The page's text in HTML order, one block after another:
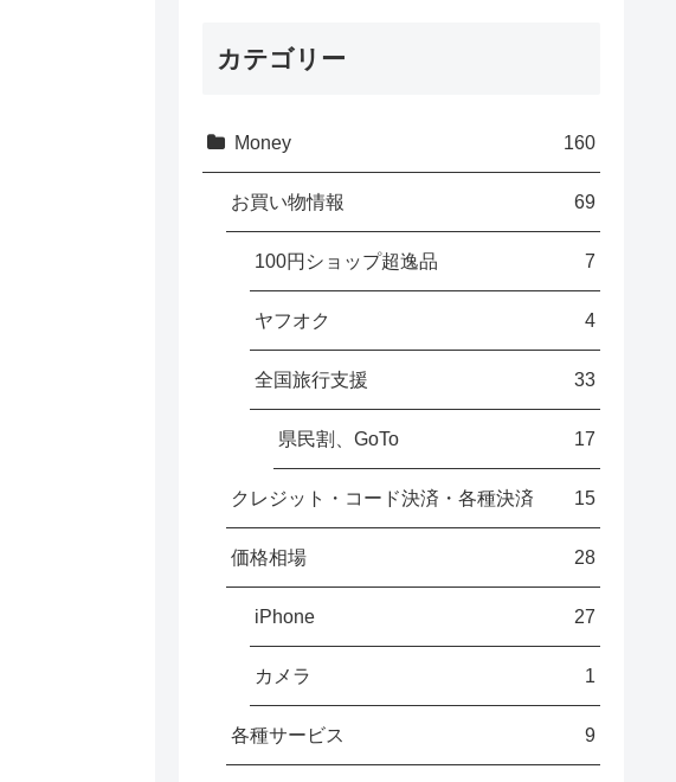
カテゴリー
Money 160
お買い物情報 69
100円ショップ超逸品 7
ヤフオク 4
全国旅行支援 33
県民割、GoTo 17
クレジット・コード決済・各種決済 15
価格相場 28
iPhone 27
カメラ 1
各種サービス 9